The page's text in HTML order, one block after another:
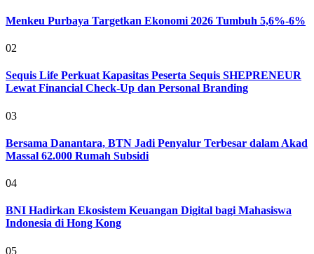
Menkeu Purbaya Targetkan Ekonomi 2026 Tumbuh 5,6%-6%
02
Sequis Life Perkuat Kapasitas Peserta Sequis SHEPRENEUR
Lewat Financial Check-Up dan Personal Branding
03
Bersama Danantara, BTN Jadi Penyalur Terbesar dalam Akad
Massal 62.000 Rumah Subsidi
04
BNI Hadirkan Ekosistem Keuangan Digital bagi Mahasiswa
Indonesia di Hong Kong
05